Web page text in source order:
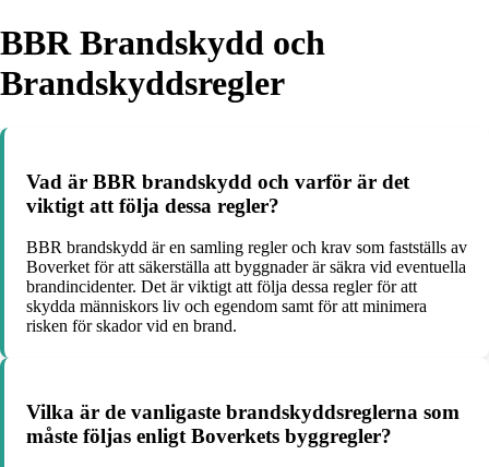
BBR Brandskydd och
Brandskyddsregler
Vad är BBR brandskydd och varför är det
viktigt att följa dessa regler?
BBR brandskydd är en samling regler och krav som fastställs av
Boverket för att säkerställa att byggnader är säkra vid eventuella
brandincidenter. Det är viktigt att följa dessa regler för att
skydda människors liv och egendom samt för att minimera
risken för skador vid en brand.
Vilka är de vanligaste brandskyddsreglerna som
måste följas enligt Boverkets byggregler?